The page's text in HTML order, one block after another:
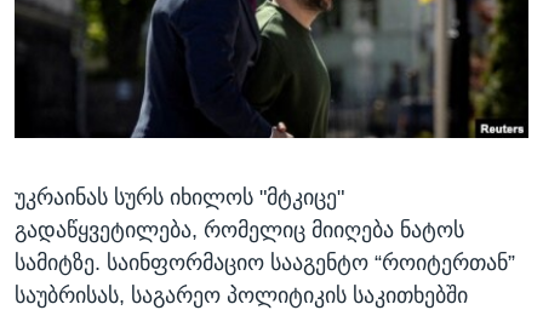
ᲡᲢᲣᲓᲘᲐ ᲕᲐᲨᲘᲜᲒᲢᲝᲜᲘ
ᲔᲙᲝᲜᲝᲛᲘᲙᲐ
ᲯᲐᲜᲛᲠᲗᲔᲚᲝᲑᲐ
ᲙᲣᲚᲢᲣᲠᲐ
ᲒᲐᲚᲘᲚᲔᲝ
ᲓᲔᲖᲘᲜᲤᲝᲠᲛᲐᲪᲘᲐ
Learning English
ᲗᲕᲐᲚᲘ ᲒᲕᲐᲓᲔᲕᲜᲔᲗ
ენები
უკრაინას სურს იხილოს "მტკიცე"
გადაწყვეტილება, რომელიც მიიღება ნატოს
სამიტზე. საინფორმაციო სააგენტო “როიტერთან”
საუბრისას, საგარეო პოლიტიკის საკითხებში